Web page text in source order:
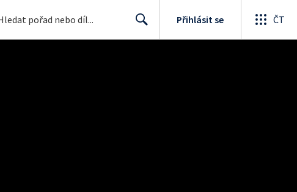
Přihlásit se ČT